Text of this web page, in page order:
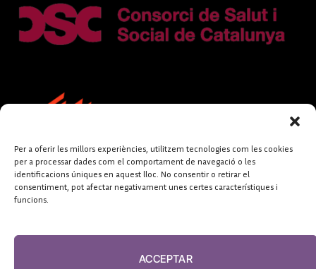
Per a oferir les millors experiències, utilitzem tecnologies com les cookies
per a processar dades com el comportament de navegació o les
identificacions úniques en aquest lloc. No consentir o retirar el
consentiment, pot afectar negativament unes certes característiques i
funcions.
ACCEPTAR
FUNDACIÓ